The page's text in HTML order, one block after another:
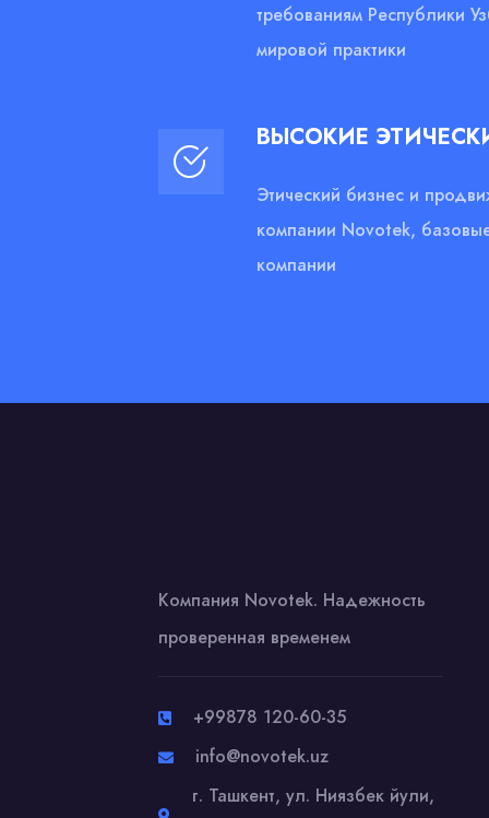
требованиям Республики
мировой практики
ВЫСОКИЕ
Этический бизнес и
компании Novotek,
компании
Компания Novotek. Надежность
проверенная временем
+99878 120-60-35
info@novotek.uz
г. Ташкент, ул. Ниязбек йули,